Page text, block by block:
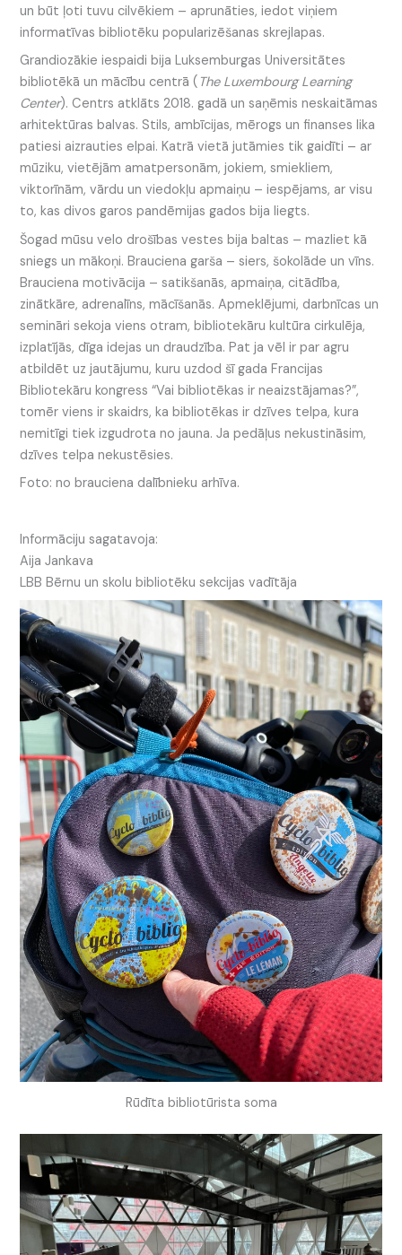
un būt ļoti tuvu cilvēkiem – aprunāties, iedot viņiem
informatīvas bibliotēku popularizēšanas skrejlapas.
Grandiozākie iespaidi bija Luksemburgas Universitātes
bibliotēkā un mācību centrā ( The Luxembourg Learning
Center). Centrs atklāts 2018. gadā un saņēmis neskaitāmas
arhitektūras balvas. Stils, ambīcijas, mērogs un finanses lika
patiesi aizrauties elpai. Katrā vietā jutāmies tik gaidīti – ar
mūziku, vietējām amatpersonām, jokiem, smiekliem,
viktorīnām, vārdu un viedokļu apmaiņu – iespējams, ar visu
to, kas divos garos pandēmijas gados bija liegts.
Šogad mūsu velo drošības vestes bija baltas – mazliet kā
sniegs un mākoņi. Brauciena garša – siers, šokolāde un vīns.
Brauciena motivācija – satikšanās, apmaiņa, citādība,
zinātkāre, adrenalīns, mācīšanās. Apmeklējumi, darbnīcas un
semināri sekoja viens otram, bibliotekāru kultūra cirkulēja,
izplatījās, dīga idejas un draudzība. Pat ja vēl ir par agru
atbildēt uz jautājumu, kuru uzdod šī gada Francijas
Bibliotekāru kongress “Vai bibliotēkas ir neaizstājamas?”,
tomēr viens ir skaidrs, ka bibliotēkas ir dzīves telpa, kura
nemitīgi tiek izgudrota no jauna. Ja pedāļus nekustināsim,
dzīves telpa nekustēsies.
Foto: no brauciena dalībnieku arhīva.
Informāciju sagatavoja:
Aija Jankava
LBB Bērnu un skolu bibliotēku sekcijas vadītāja
Rūdīta bibliotūrista soma